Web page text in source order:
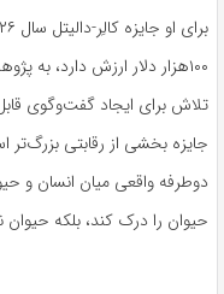
۱۰۰هزار دلار ارزش دارد، به
تلاش برای ایجاد گفت‌وگوی
جایزه بخشی از رقابتی
دوطرفه واقعی میان انسان و
حیوان را درک کند، بلکه حیوان